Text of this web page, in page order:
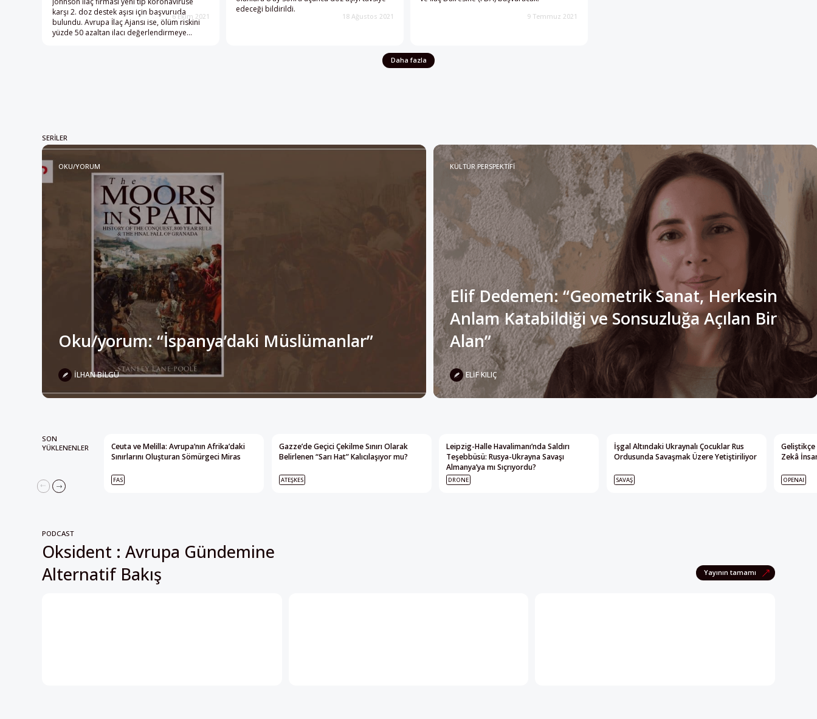
karşı 2. doz destek aşısı için başvuruda
bulundu. Avrupa İlaç Ajansı ise, ölüm riskini
yüzde 50 azaltan ilacı değerlendirmeye
6 Ekim 2021
edeceği bildirildi.
18 Ağustos 2021 9 Temmuz 2021
Daha fazla
SERILER
OKU/YORUM
Oku/yorum: “İspanya’daki Müslümanlar”
İLHAN BILGÜ
KÜLTÜR PERSPEKTİFİ
Elif Dedemen: “Geometrik Sanat, Herkesin
Anlam Katabildiği ve Sonsuzluğa Açılan Bir
Alan”
ELIF KILIÇ
SON
YÜKLENENLER
Ceuta ve Melilla: Avrupa’nın Afrika’daki
Sınırlarını Oluşturan Sömürgeci Miras
FAS
Gazze’de Geçici Çekilme Sınırı Olarak
Belirlenen “Sarı Hat” Kalıcılaşıyor mu?
ATEŞKES
Leipzig-Halle Havalimanı’nda Saldırı
Teşebbüsü: Rusya-Ukrayna Savaşı
Almanya’ya mı Sıçrıyordu?
DRONE
İşgal Altındaki Ukraynalı Çocuklar Rus
Ordusunda Savaşmak Üzere Yetiştiriliyor
SAVAŞ
Geliştikçe
Zekâ
OPENAI
PODCAST
Oksident : Avrupa Gündemine
Alternatif Bakış
Yayının tamamı